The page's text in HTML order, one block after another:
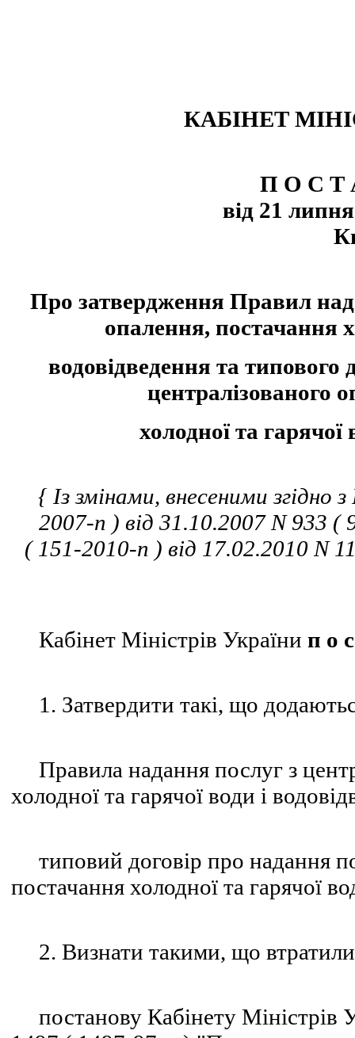
КАБІНЕТ
П О С Т
від 21
Про затвердження Правил
опалення, постачання
водовідведення та
централізованого
холодної та гарячої
{ Із змінами, внесеними
2007-п ) від 31.10.2007 N 933 (
( 151-2010-п ) від 17.02.2010 N
Кабінет Міністрів України п о
1. Затвердити такі, що
Правила надання послуг з
холодної та гарячої води і
типовий договір про надання
постачання холодної та гарячої
2. Визнати такими, що втратили
постанову Кабінету Міністрів